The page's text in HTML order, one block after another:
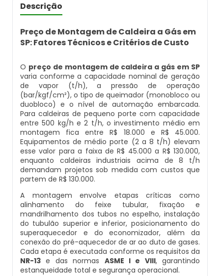
Caldeira Flamotubular Venda
Caldeira Flamotubular Vertical
Caldeira Fogotubular Horizontal
Caldeira Fogotubular Vertical
Caldeira Horizontal
Caldeira Industrial
Caldeira Industrial A Gás
Caldeira Industrial A Lenha
Caldeira Industrial Preço
Caldeira Vertical
Empresas Que Inspecionam Caldeiras
Inspeção Caldeiras Vasos De Pressão
Inspeção De Caldeiras
Inspeção De Caldeiras A Vapor
Inspeção De Caldeiras E Vasos De Pressão
Inspeção De Caldeiras Flamotubulares
Inspeção De Caldeiras Preço
Inspeção De Caldeiras Profissional
Habilitado
Inspeção De Integridade De Caldeiras
Inspeção De Integridade Em Caldeiras
Roca
Caldeiras
Empresas De Caldeiraria
Empresas De Caldeiraria E Montagem
Industrial
Empresas De Montagem De Caldeiras
Manutenção De Caldeiras
Manutenção De Caldeiras A Gásoleo
Manutenção De Caldeiras A Lenha
Manutenção De Caldeiras A Vapor
Caldeira A Vapor Industrial A Venda
Caldeira A Vapor Para Cozinha Industrial
Caldeira A Vapor Pequena
Caldeira A Vapor Preço
Caldeira A Vapor Vertical
Caldeira De Vapor
Caldeira De Vapor A Gás
Caldeira De Vapor A Venda
Caldeira De Vapor Eletrica
Caldeira Em Vapor
Caldeira A Gás Natural Preço
Caldeira A Gás Preço
Caldeira A Gás Usada
Caldeira A Gás Vulcano
Caldeira De Aquecimento A Gás
Caldeira De Aquecimento Central A Gás
Caldeira Mural A Gás
Caldeira Mural A Gás Preço
Caldeira Mural A Gás Roca
Comprar Caldeira A Gás
Descrição
Preço de Montagem de Caldeira a Gás em
SP: Fatores Técnicos e Critérios de Custo
O preço de montagem de caldeira a gás em SP
varia conforme a capacidade nominal de geração
de vapor (t/h), a pressão de operação
(bar/kgf/cm²), o tipo de queimador (monobloco ou
duobloco) e o nível de automação embarcada.
Para caldeiras de pequeno porte com capacidade
entre 500 kg/h e 2 t/h, o investimento médio em
montagem fica entre R$ 18.000 e R$ 45.000.
Equipamentos de médio porte (2 a 8 t/h) elevam
esse valor para a faixa de R$ 45.000 a R$ 130.000,
enquanto caldeiras industriais acima de 8 t/h
demandam projetos sob medida com custos que
partem de R$ 130.000.
A montagem envolve etapas críticas como
alinhamento do feixe tubular, fixação e
mandrilhamento dos tubos no espelho, instalação
do tubulão superior e inferior, posicionamento do
superaquecedor e do economizador, além da
conexão do pré-aquecedor de ar ao duto de gases.
Cada etapa é executada conforme os requisitos da
NR-13 e das normas ASME I e VIII, garantindo
estanqueidade total e segurança operacional.